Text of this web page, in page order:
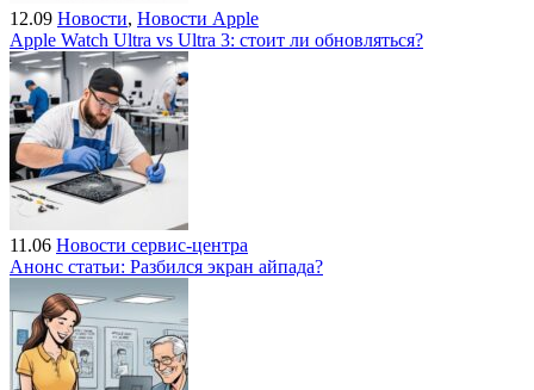
12.09 Новости, Новости Apple
Apple Watch Ultra vs Ultra 3: стоит ли обновляться?
11.06 Новости сервис-центра
Анонс статьи: Разбился экран айпада?